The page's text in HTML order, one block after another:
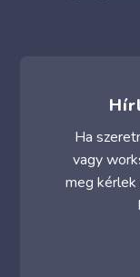
Ha
vagy
meg kérlek